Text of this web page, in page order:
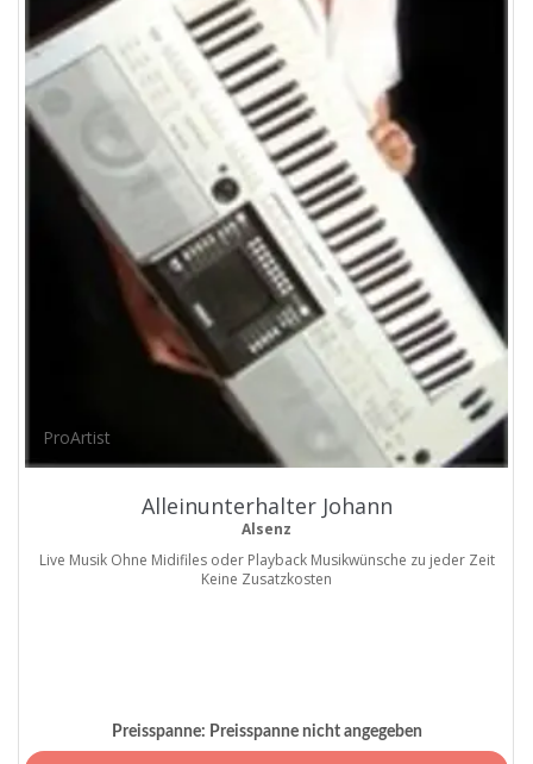
ProArtist
Alleinunterhalter Johann
Alsenz
Live Musik Ohne Midifiles oder Playback Musikwünsche zu jeder Zeit
Keine Zusatzkosten
Preisspanne: Preisspanne nicht angegeben